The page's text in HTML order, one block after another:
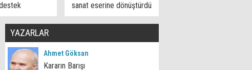
sanat eserine dönüştürdü
YAZARLAR
Ahmet Göksan
Kararın Barışı